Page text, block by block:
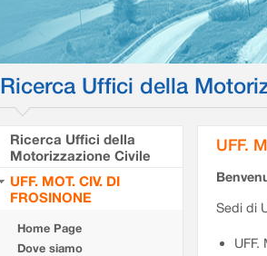
Ricerca Uffici della
Ricerca Uffici della
Motorizzazione Civile
UFF. MOT. CIV. DI
FROSINONE
Home Page
Dove siamo
UFF.
Sedi di
UFF.